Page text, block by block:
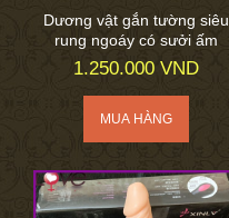
Dương vật gắn tường siêu
rung ngoáy có sưởi ấm
1.250.000 VND